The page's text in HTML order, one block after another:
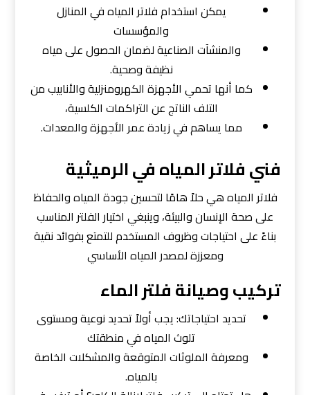
يمكن استخدام فلاتر المياه في المنازل
والمؤسسات
والمنشآت الصناعية لضمان الحصول على مياه
نظيفة وصحية.
كما أنها تحمي الأجهزة الكهرومنزلية والأنابيب من
التلف الناتج عن التراكمات الكلسية،
مما يساهم في زيادة عمر الأجهزة والمعدات.
فني فلاتر المياه في الرميثية
فلاتر المياه هي حلاً هامًا لتحسين جودة المياه والحفاظ
على صحة الإنسان والبيئة، وينبغي اختيار الفلتر المناسب
بناءً على احتياجات وظروف المستخدم للتمتع بفوائد نقية
ومعززة لمصدر المياه الأساسي
تركيب وصيانة فلتر الماء
تحديد احتياجاتك: يجب أولاً تحديد نوعية ومستوى
تلوث المياه في منطقتك
ومعرفة الملوثات المتوقعة والمشكلات الخاصة
بالمياه.